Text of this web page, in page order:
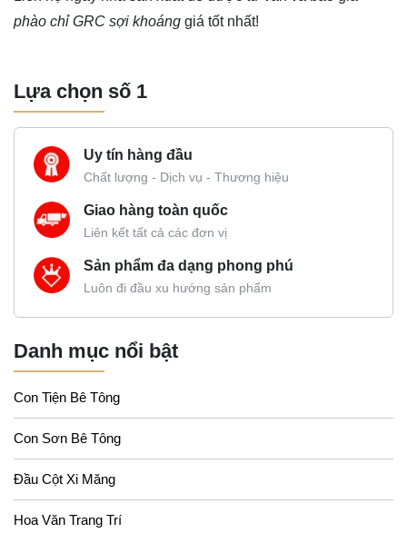
phào chỉ GRC sợi khoáng giá tốt nhất!
Lựa chọn số 1
Uy tín hàng đầu
Chất lượng - Dịch vụ - Thương hiệu
Giao hàng toàn quốc
Liên kết tất cả các đơn vị
Sản phẩm đa dạng phong phú
Luôn đi đầu xu hướng sản phẩm
Danh mục nổi bật
Con Tiện Bê Tông
Con Sơn Bê Tông
Đầu Cột Xi Măng
Hoa Văn Trang Trí